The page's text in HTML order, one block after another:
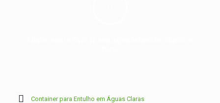
Container para Entulho em Águas Claras